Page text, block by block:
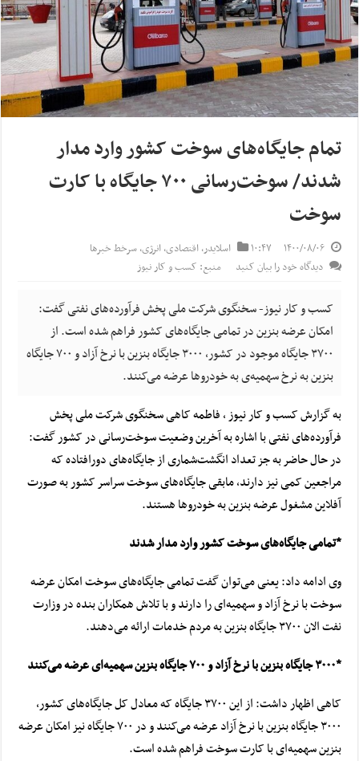
تمام جایگاه‌های سوخت کشور وارد مدار
شدند/ سوخت‌رسانی ۷۰۰ جایگاه با کارت
سوخت
۱۴۰۰/۰۸/۰۶ ۱۰:۴۷ اسلایدر,اقتصادی,انرژی,سرخط خبرها
دیدگاه خود را بیان کنید
منبع: کسب و کار نیوز
کسب و کار نیوز- سخنگوی شرکت ملی پخش فرآورده‌های نفتی گفت:
امکان عرضه بنزین در تمامی جایگاه‌های کشور فراهم شده است. از
۳۷۰۰ جایگاه موجود در کشور، ۳۰۰۰ جایگاه بنزین با نرخ آزاد و ۷۰۰ جایگاه
بنزین به نرخ سهمیه‌ی به خودروها عرضه می‌کنند.
به گزارش کسب و کار نیوز ، فاطمه کاهی سخنگوی شرکت ملی پخش
فرآورده‌های نفتی با اشاره به آخرین وضعیت سوخت‌رسانی در کشور گفت:
در حال حاضر به جز تعداد انگشت‌شماری از جایگاه‌های دورافتاده که
مراجعین کمی نیز دارند، مابقی جایگاه‌های سوخت سراسر کشوربه صورت
آفلاینمشغول عرضه بنزین به خودروها هستند.
*تمامی جایگاه‌های سوخت کشور وارد مدار شدند
وی ادامه داد: یعنی می‌توان گفت تمامی جایگاه‌های سوخت امکان عرضه
سوخت با نرخ آزاد و سهمیه‌ای را دارند و با تلاش همکاران بنده دروزارت
نفتالان ۳۷۰۰ جایگاه بنزین به مردم خدمات ارائه می‌دهند.
*۳۰۰۰ جایگاه بنزین با نرخ آزاد و ۷۰۰ جایگاه بنزین سهمیه‌ای عرضه می‌کنند
کاهی اظهار داشت: از این ۳۷۰۰ جایگاه که معادل کل جایگاه‌های کشور،
۳۰۰۰ جایگاه بنزین با نرخ آزاد عرضه می‌کنند و در ۷۰۰ جایگاه نیز امکان عرضه
بنزین سهمیه‌ای با کارت سوخت فراهم شده است.